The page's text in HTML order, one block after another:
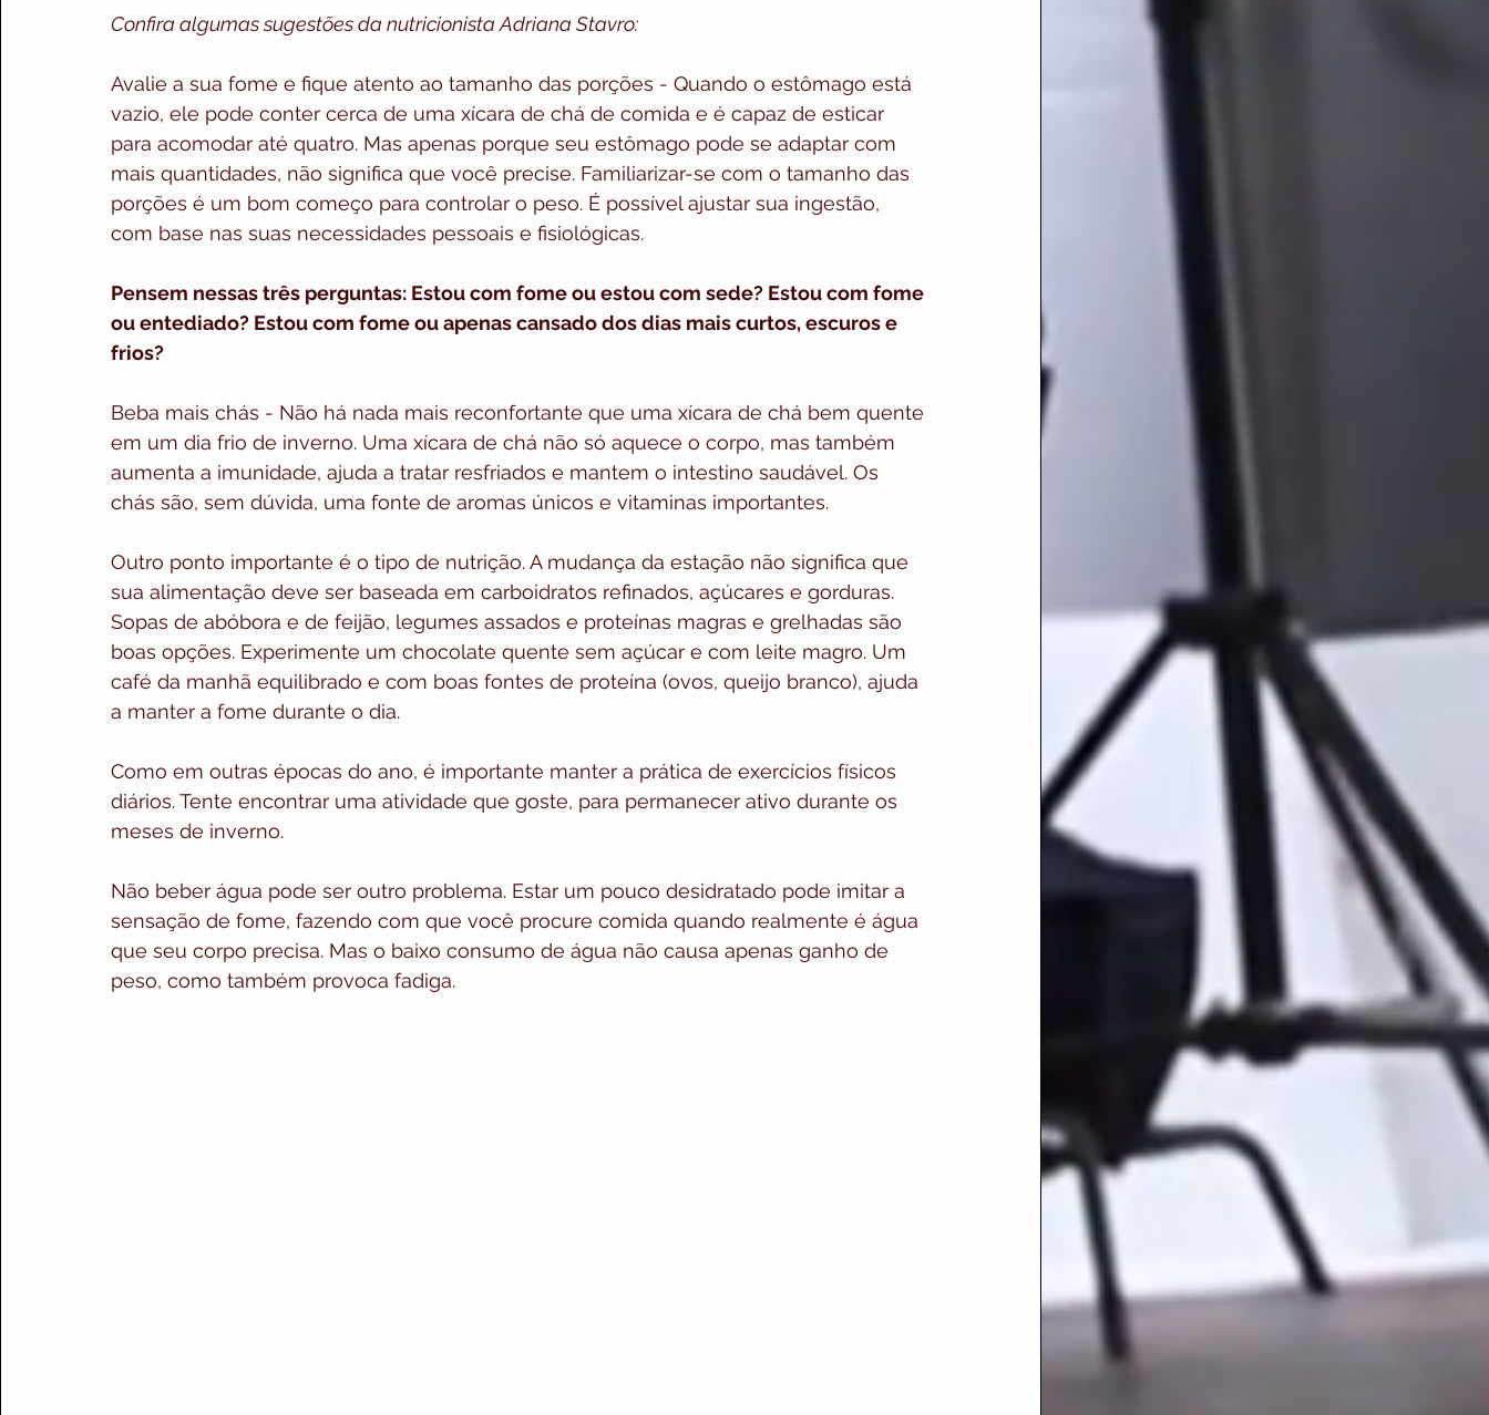
Confira algumas sugestões da nutricionista Adriana Stavro:
Avalie a sua fome e fique atento ao tamanho das porções - Quando o estômago está
vazio, ele pode conter cerca de uma xícara de chá de comida e é capaz de esticar
para acomodar até quatro. Mas apenas porque seu estômago pode se adaptar com
mais quantidades, não significa que você precise. Familiarizar-se com o tamanho das
porções é um bom começo para controlar o peso. É possível ajustar sua ingestão,
com base nas suas necessidades pessoais e fisiológicas.
Pensem nessas três perguntas: Estou com fome ou estou com sede? Estou com fome
ou entediado? Estou com fome ou apenas cansado dos dias mais curtos, escuros e
frios?
Beba mais chás - Não há nada mais reconfortante que uma xícara de chá bem quente
em um dia frio de inverno. Uma xícara de chá não só aquece o corpo, mas também
aumenta a imunidade, ajuda a tratar resfriados e mantem o intestino saudável. Os
chás são, sem dúvida, uma fonte de aromas únicos e vitaminas importantes.
Outro ponto importante é o tipo de nutrição. A mudança da estação não significa que
sua alimentação deve ser baseada em carboidratos refinados, açúcares e gorduras.
Sopas de abóbora e de feijão, legumes assados e proteínas magras e grelhadas são
boas opções. Experimente um chocolate quente sem açúcar e com leite magro. Um
café da manhã equilibrado e com boas fontes de proteína (ovos, queijo branco), ajuda
a manter a fome durante o dia.
Como em outras épocas do ano, é importante manter a prática de exercícios físicos
diários. Tente encontrar uma atividade que goste, para permanecer ativo durante os
meses de inverno.
Não beber água pode ser outro problema. Estar um pouco desidratado pode imitar a
sensação de fome, fazendo com que você procure comida quando realmente é água
que seu corpo precisa. Mas o baixo consumo de água não causa apenas ganho de
peso, como também provoca fadiga.